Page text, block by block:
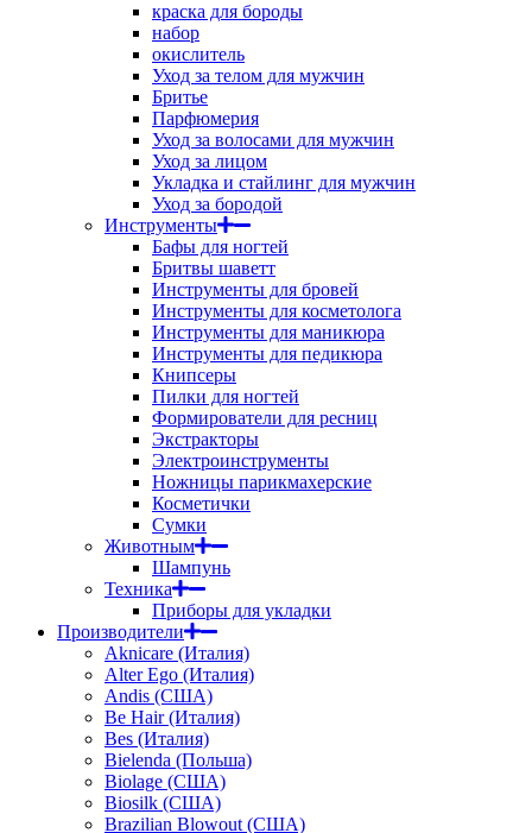
краска для бороды
набор
окислитель
Уход за телом для мужчин
Бритье
Парфюмерия
Уход за волосами для мужчин
Уход за лицом
Укладка и стайлинг для мужчин
Уход за бородой
Инструменты
Бафы для ногтей
Бритвы шаветт
Инструменты для бровей
Инструменты для косметолога
Инструменты для маникюра
Инструменты для педикюра
Книпсеры
Пилки для ногтей
Формирователи для ресниц
Экстракторы
Электроинструменты
Ножницы парикмахерские
Косметички
Сумки
Животным
Шампунь
Техника
Приборы для укладки
Производители
Aknicare (Италия)
Alter Ego (Италия)
Andis (США)
Be Hair (Италия)
Bes (Италия)
Bielenda (Польша)
Biolage (США)
Biosilk (США)
Brazilian Blowout (США)